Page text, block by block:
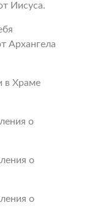
Иисуса.
Архангела
в Храме
о
о
о